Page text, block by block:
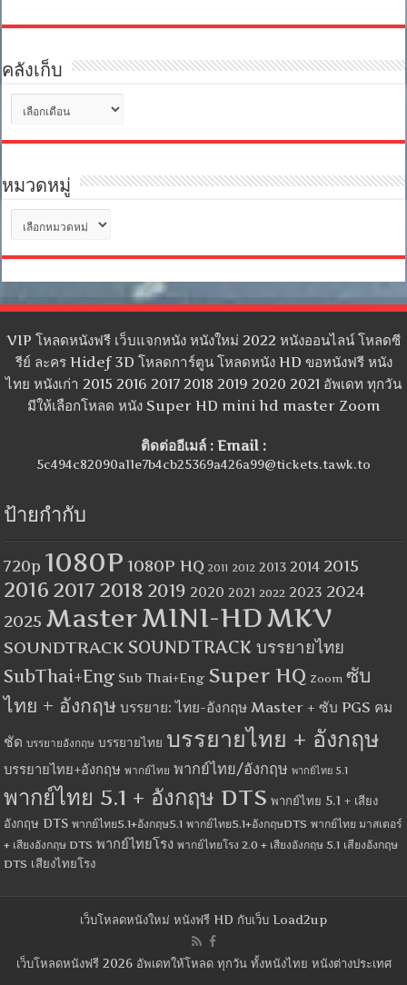
คลังเก็บ
เก็บ
หมวดหมู่
หมู่
VIP โหลดหนังฟรี เว็บแจกหนัง หนังใหม่ 2022 หนังออนไลน์ โหลดซี
รีย์ ละคร Hidef 3D โหลดการ์ตูน โหลดหนัง HD ขอหนังฟรี หนัง
ไทย หนังเก่า 2015 2016 2017 2018 2019 2020 2021 อัพเดท ทุกวัน
มีให้เลือกโหลด หนัง Super HD mini hd master Zoom
ติดต่ออีเมล์ : Email :
5c494c82090a11e7b4cb25369a426a99@tickets.tawk.to
ป้ายกำกับ
720p 1080P 1080P HQ 2011 2012 2013 2014 2015
2016 2017 2018 2019 2020 2021 2022 2023 2024
2025 MasterMINI-HDMKV
SOUNDTRACK SOUNDTRACK บรรยายไทย
SubThai+Eng Sub Thai+Eng Super HQ Zoom ซับ
ไทย + อังกฤษ บรรยาย: ไทย-อังกฤษ Master + ซับ PGS คม
ชัด บรรยายอังกฤษ บรรยายไทย บรรยายไทย + อังกฤษ
บรรยายไทย+อังกฤษ พากย์ไทย พากย์ไทย/อังกฤษ พากย์ไทย 5.1
พากย์ไทย 5.1 + อังกฤษ DTS พากย์ไทย 5.1 + เสียง
อังกฤษ DTS พากย์ไทย5.1+อังกฤษ5.1 พากย์ไทย5.1+อังกฤษDTS พากย์ไทย มาสเตอร์
+ เสียงอังกฤษ DTS พากย์ไทยโรง พากย์ไทยโรง 2.0 + เสียงอังกฤษ 5.1 เสียงอังกฤษ
DTS เสียงไทยโรง
เว็บโหลดหนังใหม่ หนังฟรี HD กับเว็บ Load2up
เว็บโหลดหนังฟรี 2026 อัพเดทให้โหลด ทุกวัน ทั้งหนังไทย หนังต่างประเทศ